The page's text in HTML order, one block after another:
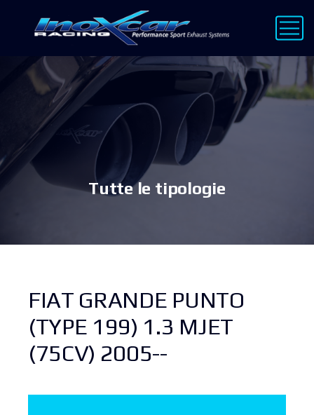
Tutte le tipologie
FIAT GRANDE PUNTO
(TYPE 199) 1.3 MJET
(75CV) 2005--